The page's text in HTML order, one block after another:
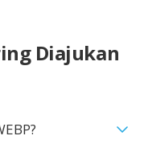
Diajukan